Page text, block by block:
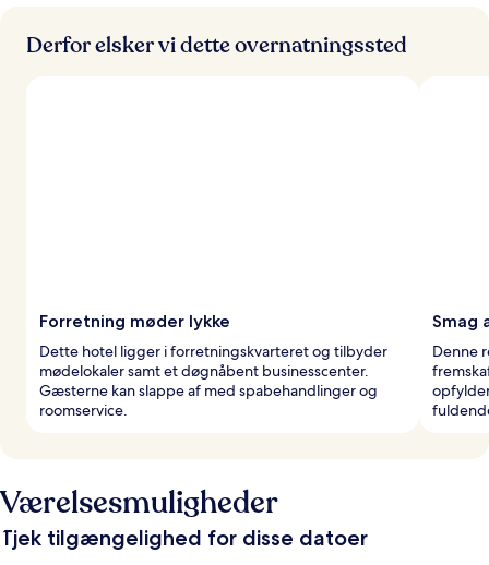
Derfor elsker vi dette overnatningssted
Forretning møder lykke
Dette hotel ligger i forretningskvarteret og tilbyder
mødelokaler samt et døgnåbent businesscenter.
Gæsterne kan slappe af med spabehandlinger og
roomservice.
Smag
Denne
Værelsesmuligheder
Tjek tilgængelighed for disse datoer